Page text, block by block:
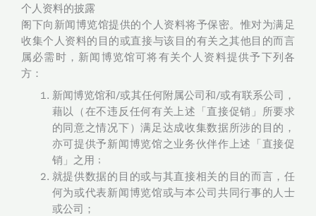
个人资料的披露
阁下向新闻博览馆提供的个人资料将予保密。惟对为满足
收集个人资料的目的或直接与该目的有关之其他目的而言
属必需时，新闻博览馆可将有关个人资料提供予下列各
方：
新闻博览馆和/或其任何附属公司和/或有联系公司，
藉以（在不违反任何有关上述「直接促销」所要求
的同意之情况下）满足达成收集数据所涉的目的，
亦可提供予新闻博览馆之业务伙伴作上述「直接促
销」之用﹔
就提供数据的目的或与其直接相关的目的而言，任
何为或代表新闻博览馆或与本公司共同行事的人士
或公司；